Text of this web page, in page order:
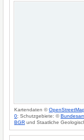
Kartendaten ©
0; Schutzgebiete: ©
BGR und Staatliche